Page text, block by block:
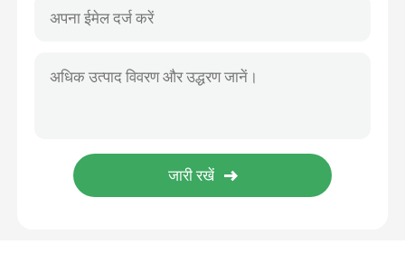
मेडिकल ट्रॉली गाड़ी